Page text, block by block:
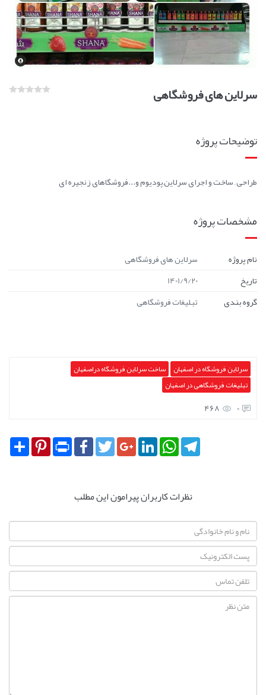
سرلاین های فروشگاهی
توضیحات پروژه
طراحی , ساخت و اجرای سرلاین,پودیوم و...فروشگاهای زنجیره ای
مشخصات پروژه
نام پروژه
سرلاین های فروشگاهی
تاریخ
1401/9/20
گروه بندی
تبلیغات فروشگاهی
سرلاین فروشگاه در اصفهان ساخت سرلاین فروشگاه دراصفهان
تبلیغات فروشگاهی در اصفهان
0
468
Share
Pinterest Print
FacebookTwitterGoogle+LinkedIn
WhatsAppTelegram
نظرات کاربران پیرامون این مطلب